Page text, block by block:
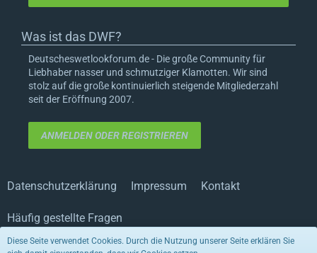
Was ist das DWF?
Deutscheswetlookforum.de - Die große Community für
Liebhaber nasser und schmutziger Klamotten. Wir sind
stolz auf die große kontinuierlich steigende Mitgliederzahl
seit der Eröffnung 2007.
ANMELDEN ODER REGISTRIEREN
Datenschutzerklärung Impressum Kontakt
Häufig gestellte Fragen
Diese Seite verwendet Cookies. Durch die Nutzung unserer Seite erklären Sie